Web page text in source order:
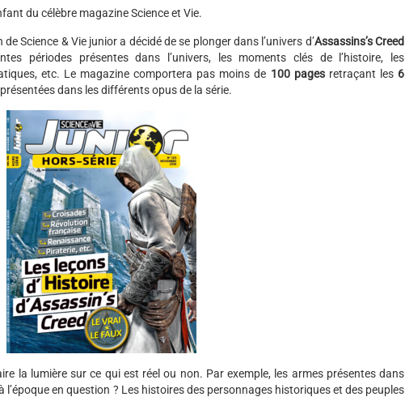
du célèbre magazine Science et Vie.
Science & Vie junior a décidé de se plonger dans l’univers d’Assassins’s Creed
périodes présentes dans l’univers, les moments clés de l’histoire, les
etc. Le magazine comportera pas moins de 100 pagesretraçant les 6
dans les différents opus de la série.
la lumière sur ce qui est réel ou non. Par exemple, les armes présentes dans
en question ? Les histoires des personnages historiques et des peuples